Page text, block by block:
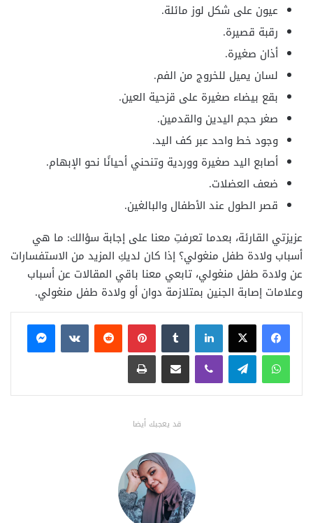
عيون على شكل لوز مائلة.
رقبة قصيرة.
أذان صغيرة.
لسان يميل للخروج من الفم.
بقع بيضاء صغيرة على قزحية العين.
صغر حجم اليدين والقدمين.
وجود خط واحد عبر كف اليد.
أصابع اليد صغيرة ووردية وتنحني أحيانًا نحو الإبهام.
ضعف العضلات.
قصر الطول عند الأطفال والبالغين.
عزيزتي القارئة، بعدما تعرفتِ معنا على إجابة سؤالك: ما هي
أسباب ولادة طفل منغولي؟ إذا كان لديكِ المزيد من الاستفسارات
عن ولادة طفل منغولي، تابعي معنا باقي المقالات عن أسباب
وعلامات إصابة الجنين بمتلازمة دوان أو ولادة طفل منغولي.
فيسبوكX لينكدإن بينتيريست
ماسنجر
واتساب تيلقرام ڤايبر مشاركة عبر البريد طباعة
قد يعجبك أيضا